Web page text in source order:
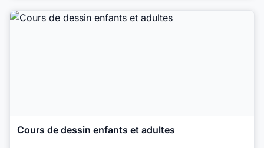
Cours de dessin enfants et adultes